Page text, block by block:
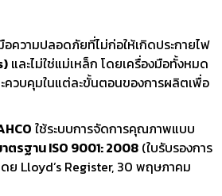
อความปลอดภัยที่ไม่ก่อให้เกิดประกายไฟ
และไม่ใช่แม่เหล็ก โดยเครื่องมือทั้งหมด
ควบคุมในแต่ละขั้นตอนของการผลิตเพื่อ
ใช้ระบบการจัดการคุณภาพแบบ
ตรฐาน ISO 9001: 2008 (ใบรับรองการ
ดย Lloyd’s Register, 30 พฤษภาคม